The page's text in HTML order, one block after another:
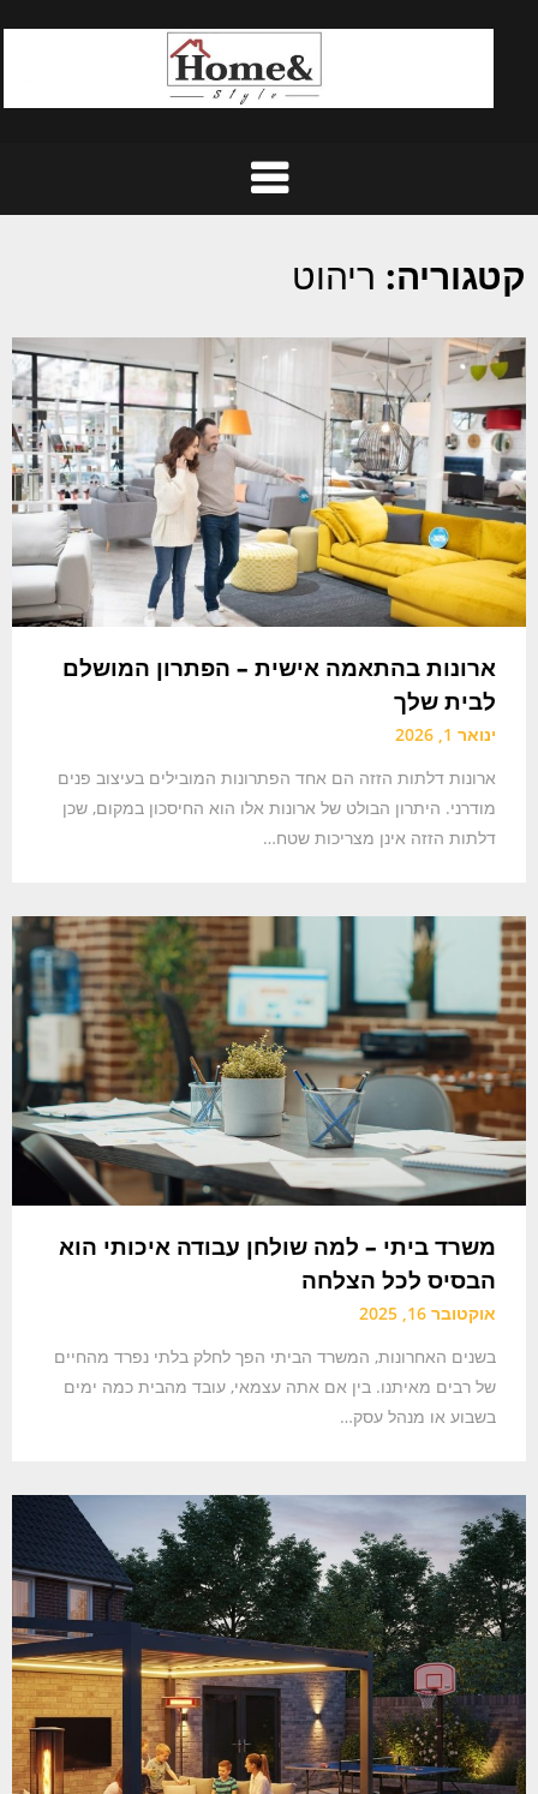
קטגוריה: ריהוט
ארונות בהתאמה אישית – הפתרון המושלם
לבית שלך
ינואר 1, 2026
ארונות דלתות הזזה הם אחד הפתרונות המובילים בעיצוב פנים
מודרני. היתרון הבולט של ארונות אלו הוא החיסכון במקום, שכן
דלתות הזזה אינן מצריכות שטח…
משרד ביתי – למה שולחן עבודה איכותי הוא
הבסיס לכל הצלחה
אוקטובר 16, 2025
בשנים האחרונות, המשרד הביתי הפך לחלק בלתי נפרד מהחיים
של רבים מאיתנו. בין אם אתה עצמאי, עובד מהבית כמה ימים
בשבוע או מנהל עסק…